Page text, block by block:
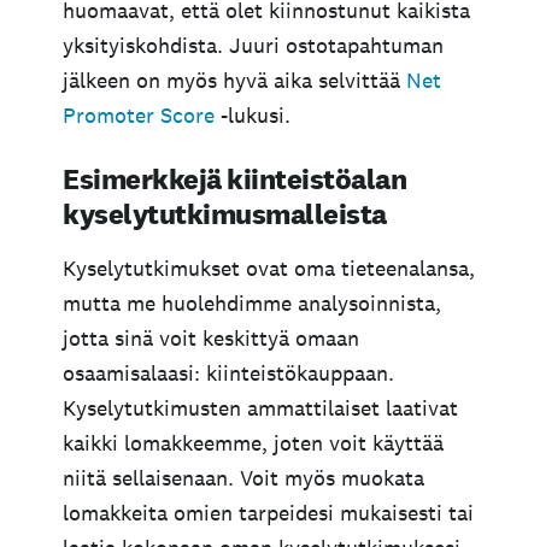
huomaavat, että olet kiinnostunut kaikista
yksityiskohdista. Juuri ostotapahtuman
jälkeen on myös hyvä aika selvittää Net
Promoter Score -lukusi.
Esimerkkejä kiinteistöalan
kyselytutkimusmalleista
Kyselytutkimukset ovat oma tieteenalansa,
mutta me huolehdimme analysoinnista,
jotta sinä voit keskittyä omaan
osaamisalaasi: kiinteistökauppaan.
Kyselytutkimusten ammattilaiset laativat
kaikki lomakkeemme, joten voit käyttää
niitä sellaisenaan. Voit myös muokata
lomakkeita omien tarpeidesi mukaisesti tai